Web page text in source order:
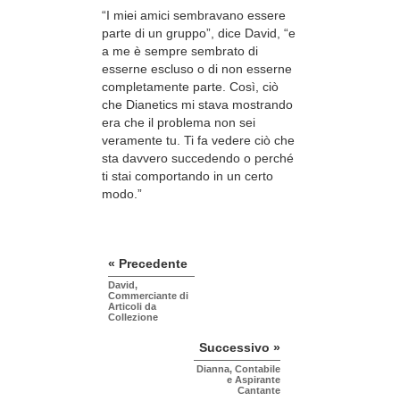
“I miei amici sembravano essere
parte di un gruppo”, dice David, “e
a me è sempre sembrato di
esserne escluso o di non esserne
completamente parte. Così, ciò
che Dianetics mi stava mostrando
era che il problema non sei
veramente tu. Ti fa vedere ciò che
sta davvero succedendo o perché
ti stai comportando in un certo
modo.”
« Precedente
David,
Commerciante di
Articoli da
Collezione
Successivo »
Dianna, Contabile
e Aspirante
Cantante